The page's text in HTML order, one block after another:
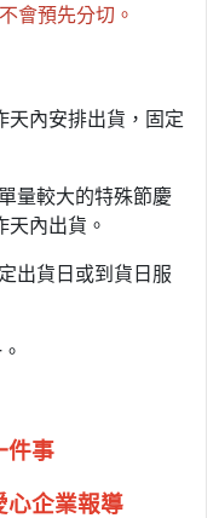
會預先分切。
天內安排出貨，固定
量較大的特殊節慶
天內出貨。
出貨日或到貨日服
件事
心企業報導